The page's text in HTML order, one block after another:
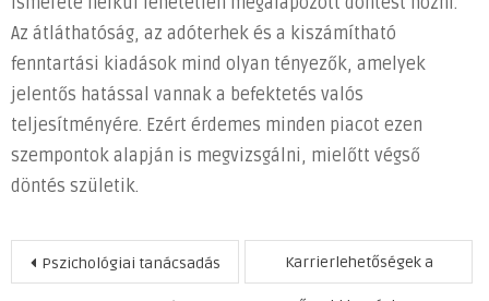
Az átláthatóság, az adóterhek és a kiszámítható
fenntartási kiadások mind olyan tényezők, amelyek
jelentős hatással vannak a befektetés valós
teljesítményére. Ezért érdemes minden piacot ezen
szempontok alapján is megvizsgálni, mielőtt végső
döntés születik.
Bejegyzés
Pszichológiai tanácsadás Karrierlehetőségek a